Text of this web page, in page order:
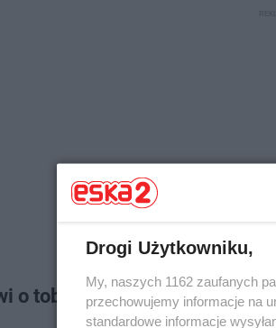
o tobie kolor różowy
Drogi Użytkowniku,
My, naszych 1162 zaufanych
przechowujemy informacje na
standardowe informacje